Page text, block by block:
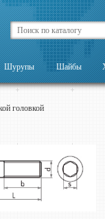
Шурупы Шайбы
головкой